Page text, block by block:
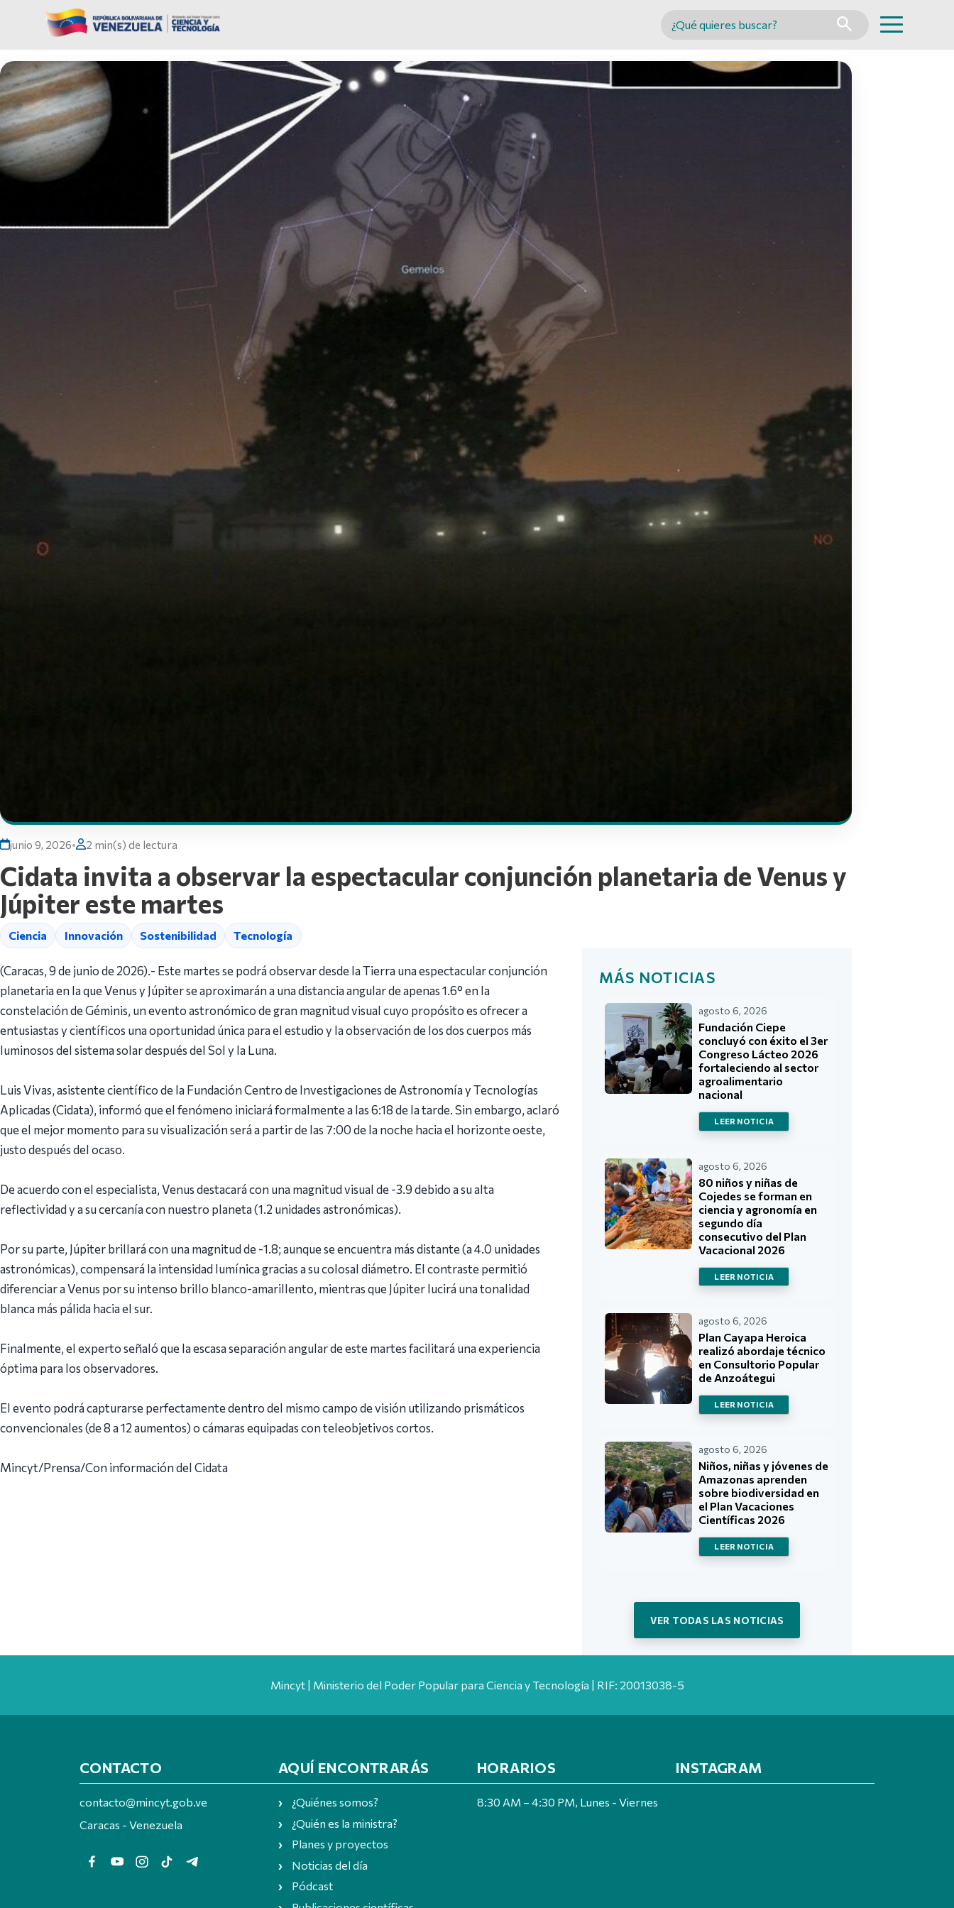
Buscar en MINCYT
junio 9, 2026• 2 min(s) de lectura
Cidata invita a observar la espectacular conjunción planetaria de Venus y
Júpiter este martes
Ciencia Innovación Sostenibilidad Tecnología
(Caracas, 9 de junio de 2026).- Este martes se podrá observar desde la Tierra una espectacular conjunción
planetaria en la que Venus y Júpiter se aproximarán a una distancia angular de apenas 1.6° en la
constelación de Géminis, un evento astronómico de gran magnitud visual cuyo propósito es ofrecer a
entusiastas y científicos una oportunidad única para el estudio y la observación de los dos cuerpos más
luminosos del sistema solar después del Sol y la Luna.
Luis Vivas, asistente científico de la Fundación Centro de Investigaciones de Astronomía y Tecnologías
Aplicadas (Cidata), informó que el fenómeno iniciará formalmente a las 6:18 de la tarde. Sin embargo, aclaró
que el mejor momento para su visualización será a partir de las 7:00 de la noche hacia el horizonte oeste,
justo después del ocaso.
De acuerdo con el especialista, Venus destacará con una magnitud visual de -3.9 debido a su alta
reflectividad y a su cercanía con nuestro planeta (1.2 unidades astronómicas).
Por su parte, Júpiter brillará con una magnitud de -1.8; aunque se encuentra más distante (a 4.0 unidades
astronómicas), compensará la intensidad lumínica gracias a su colosal diámetro. El contraste permitió
diferenciar a Venus por su intenso brillo blanco-amarillento, mientras que Júpiter lucirá una tonalidad
blanca más pálida hacia el sur.
Finalmente, el experto señaló que la escasa separación angular de este martes facilitará una experiencia
óptima para los observadores.
El evento podrá capturarse perfectamente dentro del mismo campo de visión utilizando prismáticos
convencionales (de 8 a 12 aumentos) o cámaras equipadas con teleobjetivos cortos.
Mincyt/Prensa/Con información del Cidata
MÁS NOTICIAS
agosto 6, 2026
Fundación Ciepe
concluyó con éxito el 3er
Congreso Lácteo 2026
fortaleciendo al sector
agroalimentario
nacional
LEER NOTICIA
agosto 6, 2026
80 niños y niñas de
Cojedes se forman en
ciencia y agronomía en
segundo día
consecutivo del Plan
Vacacional 2026
LEER NOTICIA
agosto 6, 2026
Plan Cayapa Heroica
realizó abordaje técnico
en Consultorio Popular
de Anzoátegui
LEER NOTICIA
agosto 6, 2026
Niños, niñas y jóvenes de
Amazonas aprenden
sobre biodiversidad en
el Plan Vacaciones
Científicas 2026
LEER NOTICIA
VER TODAS LAS NOTICIAS
Mincyt | Ministerio del Poder Popular para Ciencia y Tecnología | RIF: 20013038-5
CONTACTO
contacto@mincyt.gob.ve
Caracas - Venezuela
AQUÍ ENCONTRARÁS
¿Quiénes somos?
¿Quién es la ministra?
Planes y proyectos
Noticias del día
Pódcast
HORARIOS
8:30 AM – 4:30 PM, Lunes - Viernes
INSTAGRAM